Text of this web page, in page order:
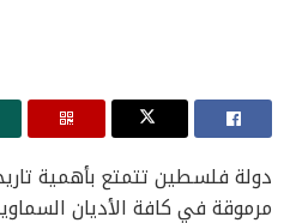
دولة فلسطين تتمتع بأهمية
مرموقة في كافة الأديان